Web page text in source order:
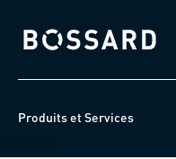
Bossard homepage
Produits et Services